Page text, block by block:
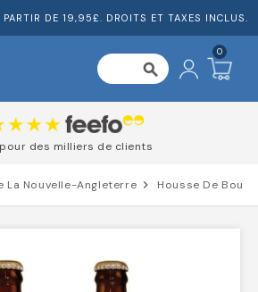
PARTIR DE 19,95£. DROITS ET TAXES INCLUS.
search
0
des milliers de clients
La Nouvelle-Angleterre chevron_right Housse De